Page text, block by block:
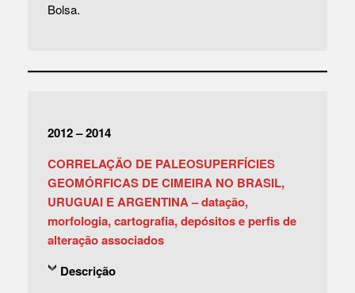
Bolsa.
2012 – 2014
CORRELAÇÃO DE PALEOSUPERFÍCIES
GEOMÓRFICAS DE CIMEIRA NO BRASIL,
URUGUAI E ARGENTINA – datação,
morfologia, cartografia, depósitos e perfis de
alteração associados
Descrição